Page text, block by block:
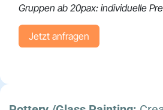
Gruppen ab 20pax: individuelle
Jetzt an​​​​fragen